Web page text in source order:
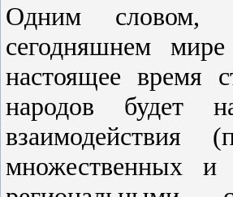
Одним словом,
сегодняшнем
настоящее время
народов будет
взаимодействия
множественных и